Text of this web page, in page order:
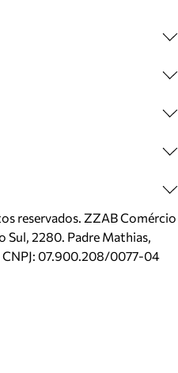
reservados. ZZAB Comércio
Sul, 2280. Padre Mathias,
CNPJ: 07.900.208/0077-04